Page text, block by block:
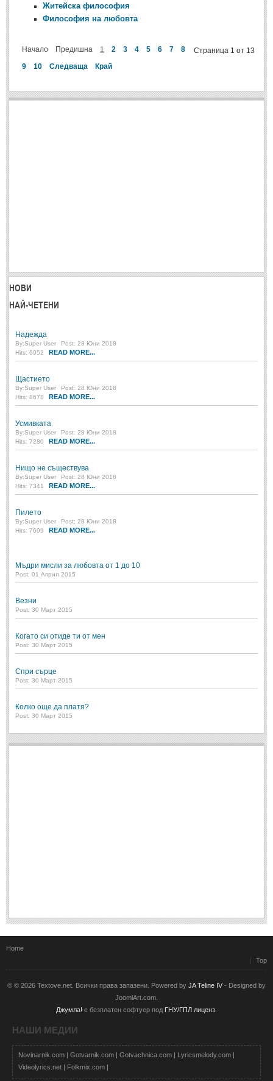
Житейска философия
Философия на любовта
Страница 1 от 13
Начало Предишна 1 2 3 4 5 6 7
8
9
10 Следваща Край
НОВИ
НАЙ-ЧЕТЕНИ
Надежда
By:Super User
Post: 28 Юни 2018
Hits: 6952
READ MORE...
Щастието
By:Super User
Post: 28 Юни 2018
Hits: 8678
READ MORE...
Усмивката
By:Super User
Post: 28 Юни 2018
Hits: 7280
READ MORE...
Нищо не съществува
By:Super User
Post: 28 Юни 2018
Hits: 7341
READ MORE...
Пилето
By:Super User
Post: 28 Юни 2018
Hits: 7699
READ MORE...
Мъдри мисли за любовта от 1 до 10
Post: 01 Април 2015
Везни
Post: 30 Март 2015
Когато си отиде ти от мен
Post: 30 Март 2015
Спри сърце
Post: 30 Март 2015
Колко още да платя?
Post: 30 Март 2015
Home
Top
© © 2026 Textove.net. Всички права запазени. Powered by JA Teline IV - Designed by
JoomlArt.com.
Джумла! е безплатен софтуер под ГНУ/ГПЛ лиценз.
НАШИ МЕДИИ
Novinarnik.com | Gotvarnik.com | Gotvachnica.com | Lyricsmelody.com |
Videolyrics.net | Folkmix.com |